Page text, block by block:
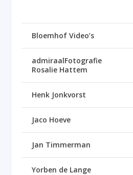
Bloemhof Video’s
admiraalFotografie
Rosalie Hattem
Henk Jonkvorst
Jaco Hoeve
Jan Timmerman
Yorben de Lange